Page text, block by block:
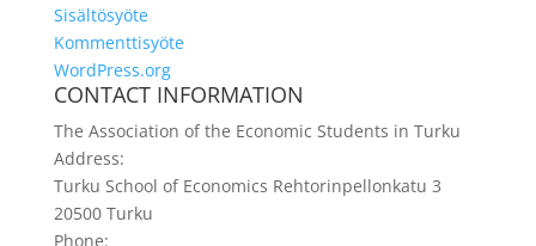
Sisältösyöte
Kommenttisyöte
WordPress.org
CONTACT INFORMATION
The Association of the Economic Students in Turku
Address:
Turku School of Economics Rehtorinpellonkatu 3
20500 Turku
Phone: